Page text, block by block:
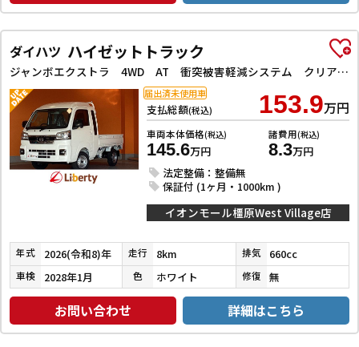
ダイハツ ハイゼットトラック
ジャンボエクストラ 4WD AT 衝突被害軽減システム クリアランスソナー スマートキー アイドリングストップ 電動格納ミラー オートライト ESC エアコン パワーウィンドウ 運転席エアバッグ
支払総額(税込) 153.9万円
車両本体価格(税込)
145.6万円
諸費用(税込)
8.3万円
法定整備：整備無
保証付 (1ヶ月・1000km )
届出済未使用車
イオンモール橿原West Village店
年式 2026(令和8)年 走行 8km 排気 660cc
車検 2028年1月 色 ホワイト 修復 無
お問い合わせ 詳細はこちら